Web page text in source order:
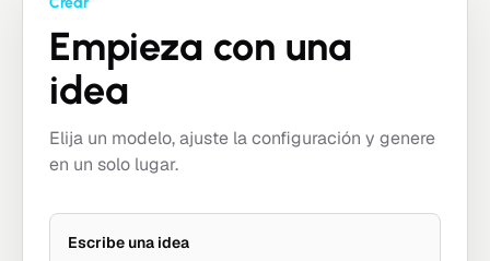
Empieza con una
idea
Elija un modelo, ajuste la configuración y genere
en un solo lugar.
Escribe una idea